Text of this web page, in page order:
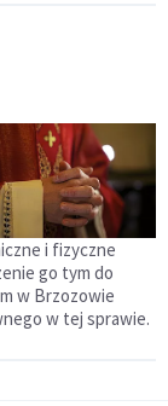
i fizyczne
go tym do
w Brzozowie
w tej sprawie.